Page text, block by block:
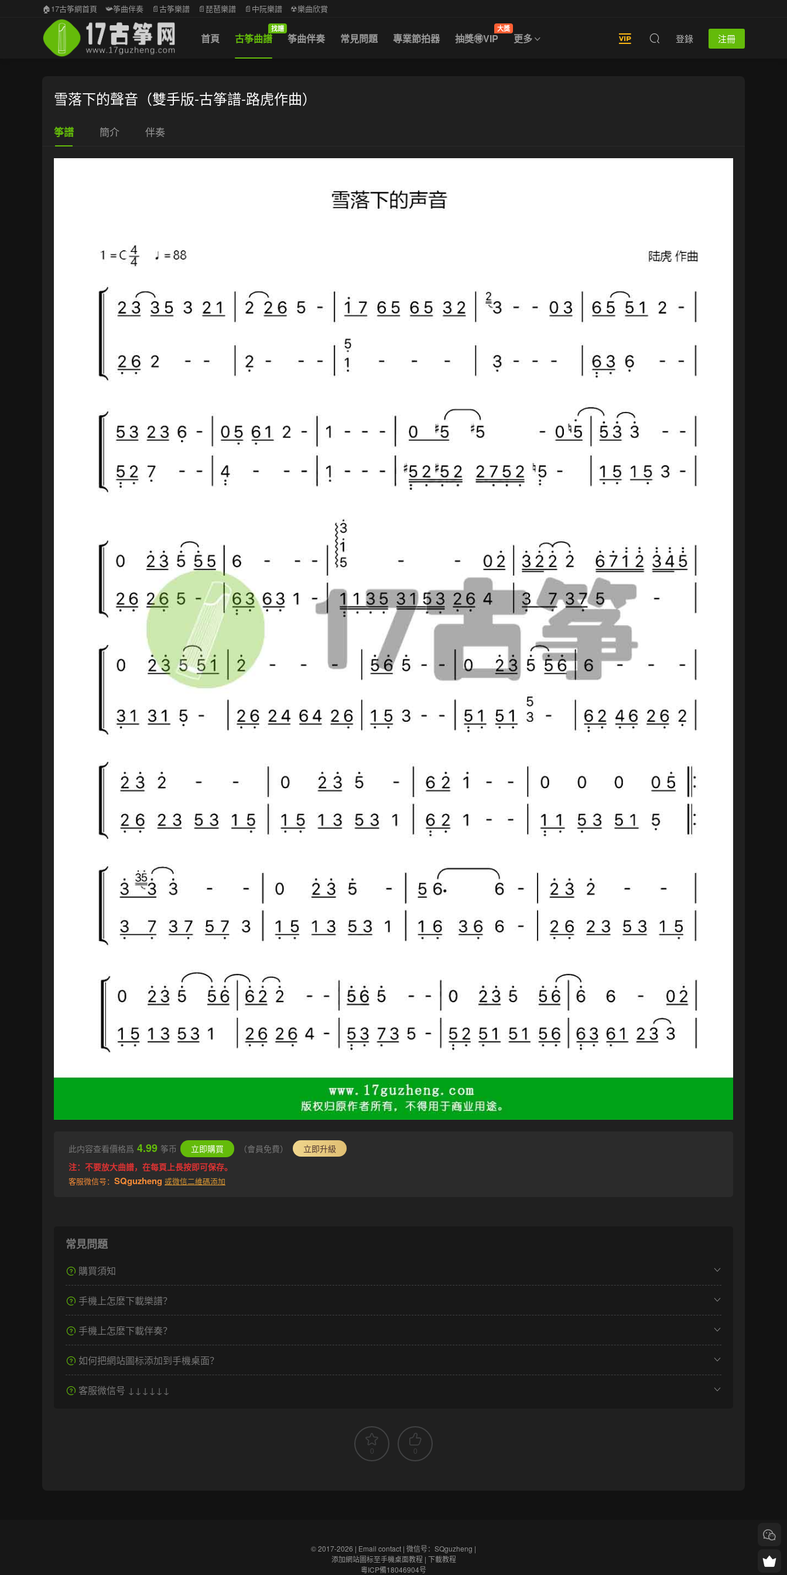
首頁 古筝曲譜
找譜
筝曲伴奏 常見問題 專業節拍器 抽獎🉐VIP
大獎
更多 登錄 注冊
🏠17古筝網首頁 📯筝曲伴奏 📄古筝樂譜 📄琵琶樂譜 📄中阮樂譜 ☢樂曲欣賞
雪落下的聲音（雙手版-古筝譜-路虎作曲）
筝譜 簡介 伴奏
此内容查看價格爲 4.99 筝币 立即購買 （會員免費）
立即升級
注：不要放大曲譜，在每頁上長按即可保存。
客服微信号： SQguzheng 或微信二維碼添加
常見問題
購買須知
手機上怎麽下載樂譜？
手機上怎麽下載伴奏？
如何把網站圖标添加到手機桌面？
客服微信号 ↓↓↓↓↓↓
0 0
© 2017-2026 | Email contact | 微信号：SQguzheng |
添加網站圖标至手機桌面教程| 下載教程
粵ICP備18046904号